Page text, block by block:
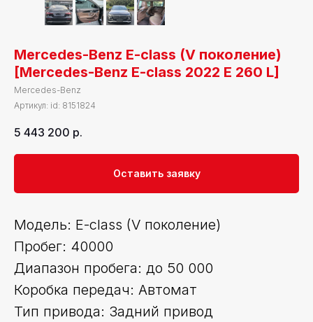
Mercedes-Benz E-class (V поколение)
[Mercedes-Benz E-class 2022 E 260 L]
Mercedes-Benz
Артикул: id: 8151824
5 443 200 р.
Оставить заявку
Модель: E-class (V поколение)
Пробег: 40000
Диапазон пробега: до 50 000
Коробка передач: Автомат
Тип привода: Задний привод